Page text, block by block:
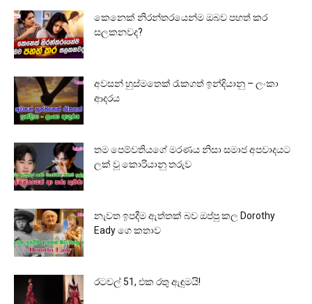
කෙනෙක් නිරන්තරයෙන්ම ඔබව පහත් කර
සලකනවද?
අවසන් හුස්මතෙක් රැකගත් ඉන්දියානු – ලංකා
ආදරය
තම පෙම්වතියගේ මරණය නිසා සමාජ අපවාදයට
ලක් වූ කොරියානු තරුව
නැවත ඉපදීම ඇත්තක් බව ඔප්පු කල Dorothy
Eady ගෙ කතාව
රටවල් 51, එක රතු ඇඳුමයි!